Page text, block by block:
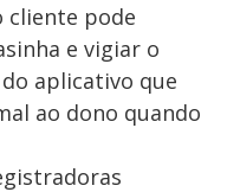
cliente pode
e vigiar o
aplicativo que
ao dono quando